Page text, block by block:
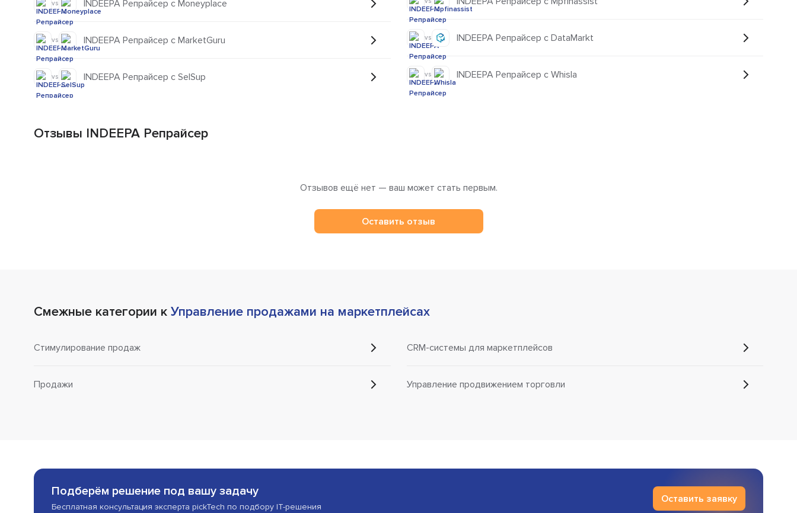
vs INDEEPA Репрайсер с Moneyplace
vs INDEEPA Репрайсер с MarketGuru
vs INDEEPA Репрайсер с SelSup
vs INDEEPA Репрайсер с DataMarkt
vs INDEEPA Репрайсер с Whisla
Отзывы INDEEPA Репрайсер
Отзывов ещё нет — ваш может стать первым.
Оставить отзыв
Смежные категории к Управление продажами на маркетплейсах
Стимулирование продаж
Продажи
CRM-системы для маркетплейсов
Управление продвижением торговли
Подберём решение под вашу задачу
Бесплатная консультация эксперта pickTech по подбору IT-решения
Оставить заявку